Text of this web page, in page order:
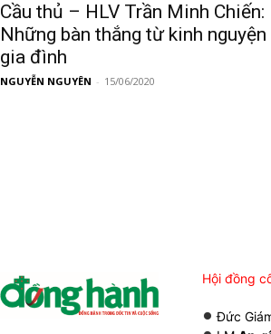
Cầu thủ – HLV Trần Minh Chiến:
Những bàn thắng từ kinh nguyện
gia đình
NGUYỄN NGUYÊN - 15/06/2020
Hội đồng
Đức